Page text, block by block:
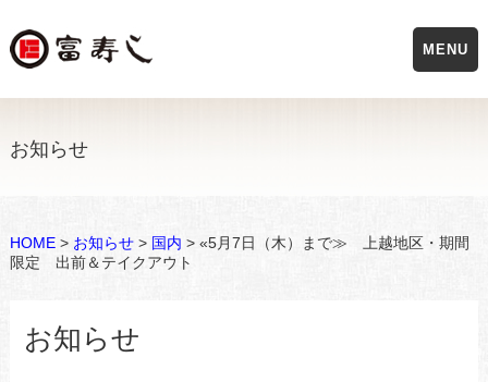
お知らせ
HOME> お知らせ> 国内 > «5月7日（木）まで≫ 上越地区・期間
限定 出前＆テイクアウト
お知らせ
MENU